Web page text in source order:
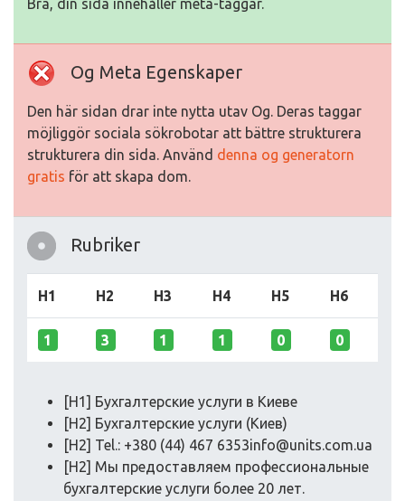
Bra, din sida innehåller meta-taggar.
Og Meta Egenskaper
Den här sidan drar inte nytta utav Og. Deras taggar
möjliggör sociala sökrobotar att bättre strukturera
strukturera din sida. Använd denna og generatorn
gratis för att skapa dom.
Rubriker
H1 H2 H3 H4 H5 H6
1 3 1 1 0 0
[H1] Бухгалтерские услуги в Киеве
[H2] Бухгалтерские услуги (Киев)
[H2] Tel.: +380 (44) 467 6353info@units.com.ua
[H2] Мы предоставляем профессиональные
бухгалтерские услуги более 20 лет.